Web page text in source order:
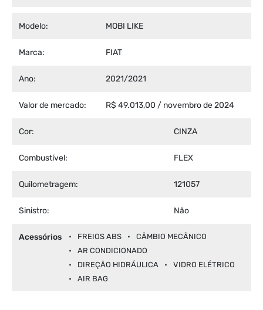
Modelo: MOBI LIKE
Marca: FIAT
Ano: 2021/2021
Valor de mercado: R$ 49.013,00 / novembro de 2024
Cor: CINZA
Combustível: FLEX
Quilometragem: 121057
Sinistro: Não
Acessórios FREIOS ABS
CÂMBIO MECÂNICO
AR CONDICIONADO
DIREÇÃO HIDRÁULICA
VIDRO ELÉTRICO
AIR BAG